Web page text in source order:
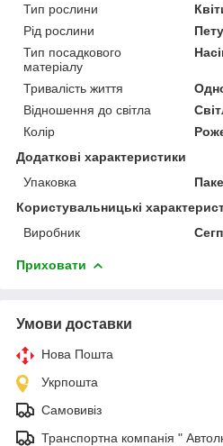
Тип рослини
Рід рослини
Тип посадкового
матеріалу
Тривалість життя
Відношення до світла
Колір
Додаткові характеристики
Упаковка
Користувальницькі
Виробник
Приховати
Умови доставки
Нова Пошта
Укрпошта
Самовивіз
Транспортна компанія "